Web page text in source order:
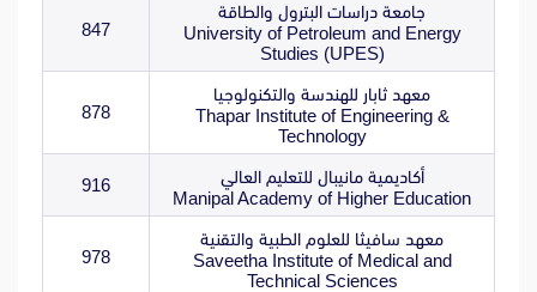
جامعة دراسات البترول والطاقة
University of Petroleum and Energy
Studies (UPES)
847
معهد ثابار للهندسة والتكنولوجيا
Thapar Institute of Engineering &
Technology
878
أكاديمية مانيبال للتعليم العالي
Manipal Academy of Higher Education
916
معهد سافيثا للعلوم الطبية والتقنية
Saveetha Institute of Medical and
Technical Sciences
978